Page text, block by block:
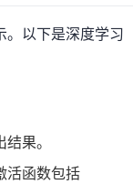
。以下是深度学习
果。
活函数包括